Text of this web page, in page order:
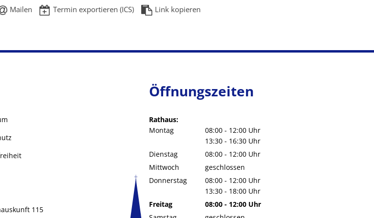
Mailen Termin exportieren (ICS) Link kopieren
115
Öffnungszeiten
Rathaus:
Montag
08:00 - 12:00 Uhr
Von 08:00 bis 12:00 Uhr
13:30 - 16:30 Uhr
Von 13:30 bis 16:30 Uhr
Dienstag 08:00 - 12:00 Uhr
Von 08:00 bis 12:00 Uhr
Mittwoch
geschlossen
Donnerstag
08:00 - 12:00 Uhr
Von 08:00 bis 12:00 Uhr
13:30 - 18:00 Uhr
Von 13:30 bis 18:00 Uhr
Freitag 08:00 - 12:00 Uhr
Von 08:00 bis 12:00 Uhr